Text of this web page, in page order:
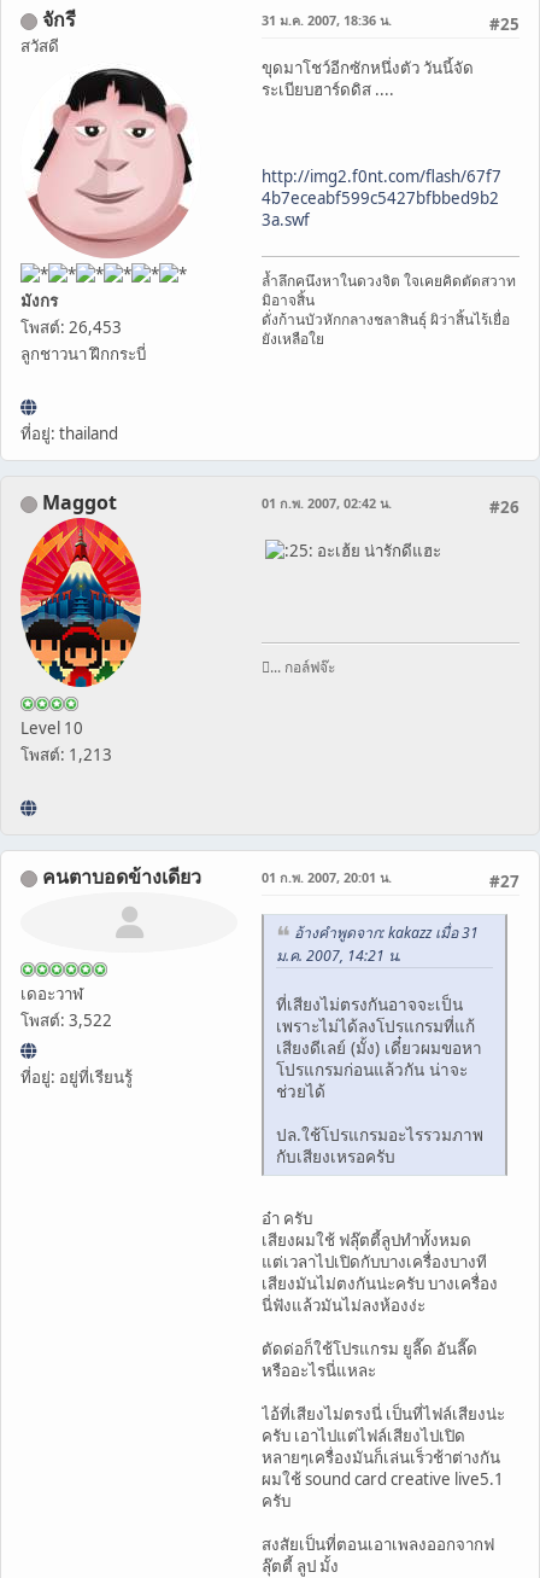
จักรี
สวัสดี
มังกร
โพสต์: 26,453
ลูกชาวนา ฝึกกระบี่
ที่อยู่: thailand
#25
31 ม.ค. 2007, 18:36 น.
ขุดมาโชว์อีกซักหนึ่งตัว วันนี้จัด
ระเบียบฮาร์ดดิส ....
http://img2.f0nt.com/flash/67f7
4b7eceabf599c5427bfbbed9b2
3a.swf
ล้ำลึกคนึงหาในดวงจิต ใจเคยคิดตัดสวาท
มิอาจสิ้น
ดั่งก้านบัวหักกลางชลาสินธุ์ ผิว่าสิ้นไร้เยื่อ
ยังเหลือใย
Maggot
Level 10
โพสต์: 1,213
#26
01 ก.พ. 2007, 02:42 น.
อะเฮ้ย น่ารักดีแฮะ
... กอล์ฟจ๊ะ
คนตาบอดข้างเดียว
เดอะวาฬ
โพสต์: 3,522
ที่อยู่: อยู่ที่เรียนรู้
#27
01 ก.พ. 2007, 20:01 น.
อ้างคำพูดจาก: kakazz เมื่อ 31
ม.ค. 2007, 14:21 น.
ที่เสียงไม่ตรงกันอาจจะเป็น
เพราะไม่ได้ลงโปรแกรมที่แก้
เสียงดีเลย์ (มั้ง) เดี๋ยวผมขอหา
โปรแกรมก่อนแล้วกัน น่าจะ
ช่วยได้
ปล.ใช้โปรแกรมอะไรรวมภาพ
กับเสียงเหรอครับ
อ๋า ครับ
เสียงผมใช้ ฟลุ๊ตตี้ลูปทำทั้งหมด
แต่เวลาไปเปิดกับบางเครื่องบางที
เสียงมันไม่ตงกันน่ะครับ บางเครื่อง
นี่ฟังแล้วมันไม่ลงห้องง่ะ
ตัดด่อก็ใช้โปรแกรม ยูลี๊ด อันลี๊ด
หรืออะไรนี่แหละ
ไอ้ที่เสียงไม่ตรงนี่ เป็นที่ไฟล์เสียงน่ะ
ครับ เอาไปแต่ไฟล์เสียงไปเปิด
หลายๆเครื่องมันก็เล่นเร็วช้าต่างกัน
ผมใช้ sound card creative live5.1
ครับ
สงสัยเป็นที่ตอนเอาเพลงออกจากฟ
ลุ๊ตตี้ ลูป มั้ง